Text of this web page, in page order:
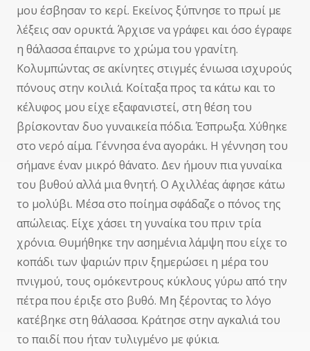
μου έσβησαν το κερί. Εκείνος ξύπνησε το πρωί με
λέξεις σαν ορυκτά. Άρχισε να γράφει και όσο έγραφε
η θάλασσα έπαιρνε το χρώμα του γρανίτη.
Κολυμπώντας σε ακίνητες στιγμές ένιωσα ισχυρούς
πόνους στην κοιλιά. Κοίταξα προς τα κάτω και το
κέλυφος μου είχε εξαφανιστεί, στη θέση του
βρίσκονταν δυο γυναικεία πόδια. Έσπρωξα. Χύθηκε
στο νερό αίμα. Γέννησα ένα αγοράκι. Η γέννηση του
σήμανε έναν μικρό θάνατο. Δεν ήμουν πια γυναίκα
του βυθού αλλά μια θνητή. Ο Αχιλλέας άφησε κάτω
το μολύβι. Μέσα στο ποίημα σφάδαζε ο πόνος της
απώλειας. Είχε χάσει τη γυναίκα του πριν τρία
χρόνια. Θυμήθηκε την ασημένια λάμψη που είχε το
κοπάδι των ψαριών πριν ξημερώσει η μέρα του
πνιγμού, τους ομόκεντρους κύκλους γύρω από την
πέτρα που έριξε στο βυθό. Μη ξέροντας το λόγο
κατέβηκε στη θάλασσα. Κράτησε στην αγκαλιά του
το παιδί που ήταν τυλιγμένο με φύκια.